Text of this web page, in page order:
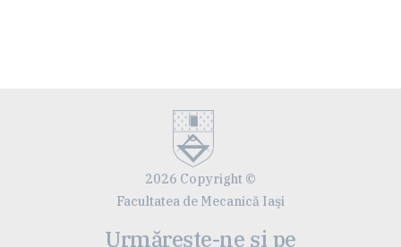
2026 Copyright ©
Facultatea de Mecanică Iaşi
Urmărește-ne și pe